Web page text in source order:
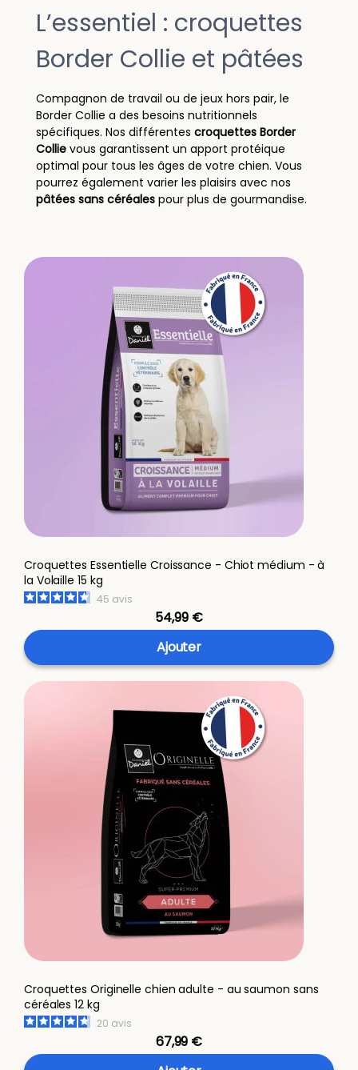
L’essentiel : croquettes
Border Collie et pâtées
Compagnon de travail ou de jeux hors pair, le
Border Collie a des besoins nutritionnels
spécifiques. Nos différentes croquettes Border
Collie vous garantissent un apport protéique
optimal pour tous les âges de votre chien. Vous
pourrez également varier les plaisirs avec nos
pâtées sans céréales pour plus de gourmandise.
Croquettes Essentielle Croissance - Chiot médium - à
la Volaille 15 kg
45 avis
54,99 €
Ajouter
Croquettes Originelle chien adulte - au saumon sans
céréales 12 kg
20 avis
67,99 €